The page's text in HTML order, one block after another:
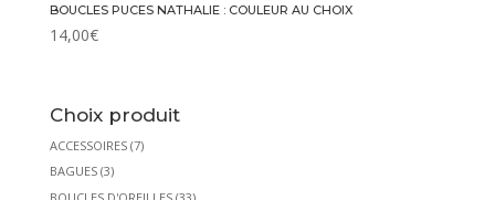
BOUCLES PUCES NATHALIE : COULEUR AU CHOIX
14,00€
Choix produit
ACCESSOIRES (7)
BAGUES (3)